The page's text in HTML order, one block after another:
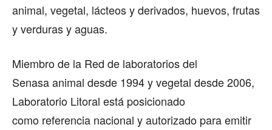
animal, vegetal, lácteos y derivados, huevos, frutas
y verduras y aguas.
Miembro de la Red de laboratorios del
Senasa animal desde 1994 y vegetal desde 2006,
Laboratorio Litoral está posicionado
como referencia nacional y autorizado para emitir